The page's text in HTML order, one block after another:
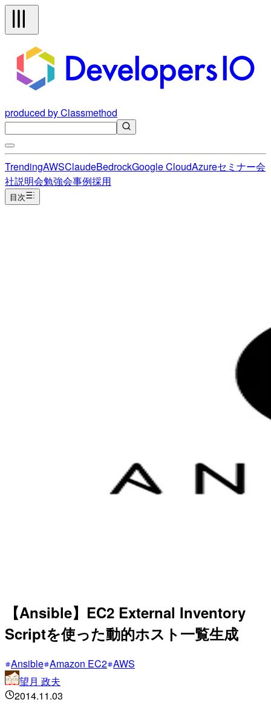
produced by Classmethod
TrendingAWSClaudeBedrockGoogle CloudAzureセミナー会
社説明会勉強会事例採用
目次
【Ansible】EC2 External Inventory
Scriptを使った動的ホスト一覧生成
Ansible Amazon EC2 AWS
望月 政夫
2014.11.03